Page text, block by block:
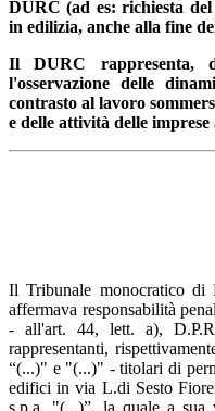
DURC (ad es: richiesta
in edilizia, anche alla fine
Il DURC rappresenta,
l'osservazione delle
contrasto al lavoro
e delle attività delle
Il Tribunale monocratico di
affermava responsabilità
- all'art. 44, lett. a),
rappresentanti,
“(...)" e "(...)" - titolari di
edifici in via L.di Sesto
s.p.a. "(...)”, la quale a sua